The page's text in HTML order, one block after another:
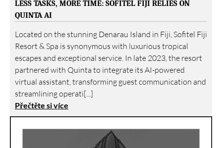
LESS TASKS, MORE TIME: SOFITEL FIJI RELIES ON
QUINTA AI
Located on the stunning Denarau Island in Fiji, Sofitel Fiji
Resort & Spa is synonymous with luxurious tropical
escapes and exceptional service. In late 2023, the resort
partnered with Quinta to integrate its AI-powered
virtual assistant, transforming guest communication and
streamlining operati[...]
Přečtěte si více